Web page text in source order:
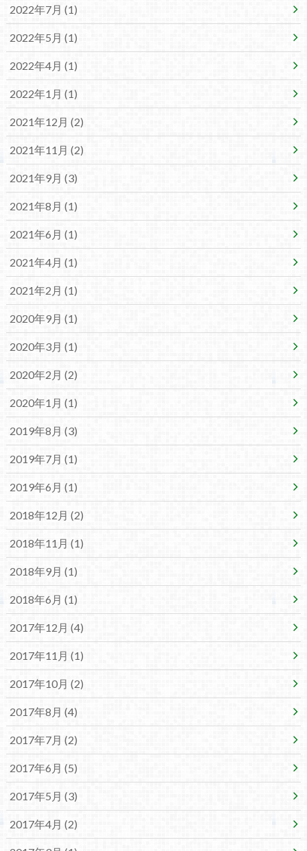
2022年7月 (1)
2022年5月 (1)
2022年4月 (1)
2022年1月 (1)
2021年12月 (2)
2021年11月 (2)
2021年9月 (3)
2021年8月 (1)
2021年6月 (1)
2021年4月 (1)
2021年2月 (1)
2020年9月 (1)
2020年3月 (1)
2020年2月 (2)
2020年1月 (1)
2019年8月 (3)
2019年7月 (1)
2019年6月 (1)
2018年12月 (2)
2018年11月 (1)
2018年9月 (1)
2018年6月 (1)
2017年12月 (4)
2017年11月 (1)
2017年10月 (2)
2017年8月 (4)
2017年7月 (2)
2017年6月 (5)
2017年5月 (3)
2017年4月 (2)